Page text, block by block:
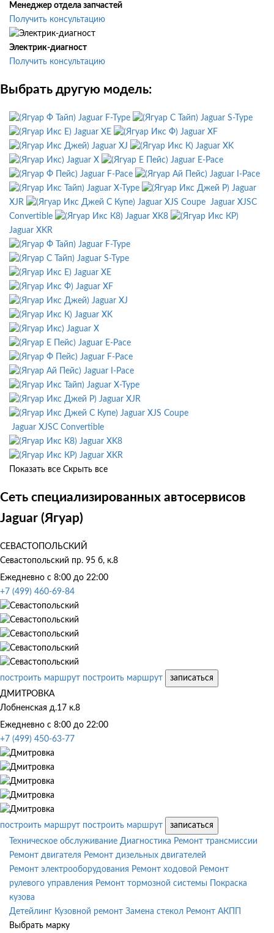
Менеджер отдела запчастей
Получить консультацию
Электрик-диагност
Получить консультацию
Выбрать другую модель:
Jaguar F-Type
Jaguar S-Type
Jaguar XE
Jaguar XF
Jaguar XJ
Jaguar XK
Jaguar X
Jaguar E-Pace
Jaguar F-Pace
Jaguar I-Pace
Jaguar X-Type
Jaguar
XJR
Jaguar XJS Coupe Jaguar XJSC
Convertible
Jaguar XK8
Jaguar XKR
Jaguar F-Type
Jaguar S-Type
Jaguar XE
Jaguar XF
Jaguar XJ
Jaguar XK
Jaguar X
Jaguar E-Pace
Jaguar F-Pace
Jaguar I-Pace
Jaguar X-Type
Jaguar XJR
Jaguar XJS Coupe
Jaguar XJSC Convertible
Jaguar XK8
Jaguar XKR
Показать все Скрыть все
Сеть специализированных автосервисов
Jaguar (Ягуар)
СЕВАСТОПОЛЬСКИЙ
Севастопольский пр. 95 б, к.8
Ежедневно с 8:00 до 22:00
+7 (499) 460-69-84
построить маршрут построить маршрут
записаться
ДМИТРОВКА
Лобненская д.17 к.8
Ежедневно с 8:00 до 22:00
+7 (499) 450-63-77
построить маршрут построить маршрут
записаться
Техническое обслуживание Диагностика Ремонт трансмиссии
Ремонт двигателя Ремонт дизельных двигателей
Ремонт электрооборудования Ремонт ходовой Ремонт
рулевого управления Ремонт тормозной системы
Покраска
кузова
Детейлинг Кузовной ремонт Замена стекол Ремонт АКПП
Выбрать марку